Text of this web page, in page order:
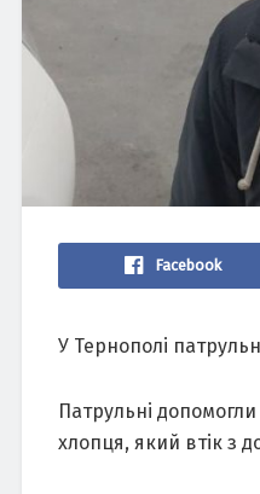
Facebook
У Тернополі
Патрульні
хлопця, який втік з